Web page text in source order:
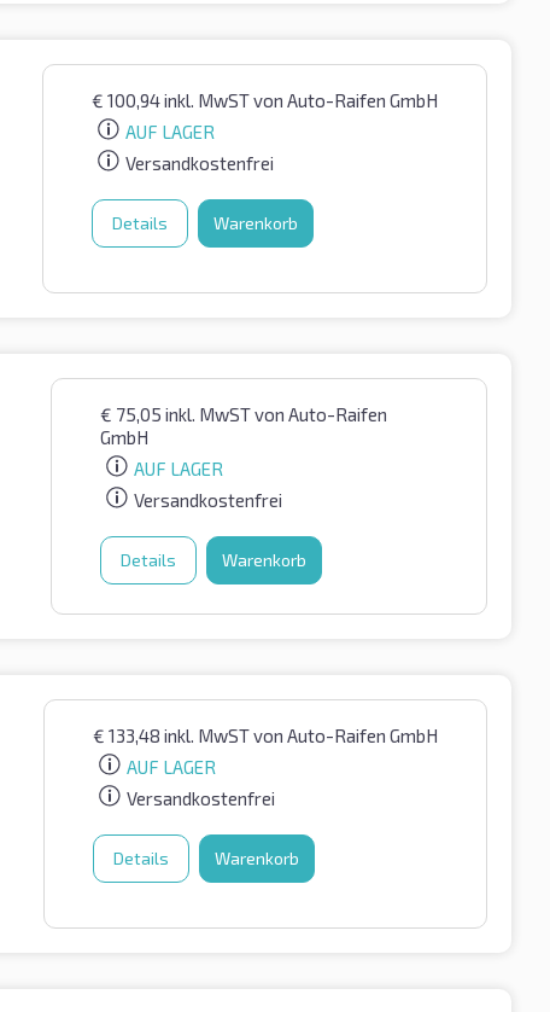
€ 100,94inkl. MwSTvon Auto-Raifen GmbH
AUF LAGER
Versandkostenfrei
Details Warenkorb
€ 75,05 inkl. MwSTvon Auto-Raifen
GmbH
AUF LAGER
Versandkostenfrei
Details Warenkorb
€ 133,48 inkl. MwSTvon Auto-Raifen GmbH
AUF LAGER
Versandkostenfrei
Details Warenkorb